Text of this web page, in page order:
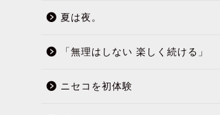
夏は夜。
「無理はしない 楽しく続ける」
ニセコを初体験